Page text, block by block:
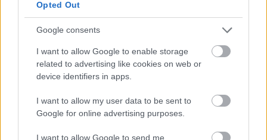
Opted Out
Google consents
I want to allow Google to enable storage
related to advertising like cookies on web or
device identifiers in apps.
I want to allow my user data to be sent to
Google for online advertising purposes.
I want to allow Google to send me
banki hitelezés a
fenntarthatóságot?